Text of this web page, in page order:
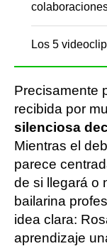
Los 5
Precisamente
recibida por
silenciosa
Mientras el
parece
de si llegará o
bailarina
idea clara:
aprendizaje